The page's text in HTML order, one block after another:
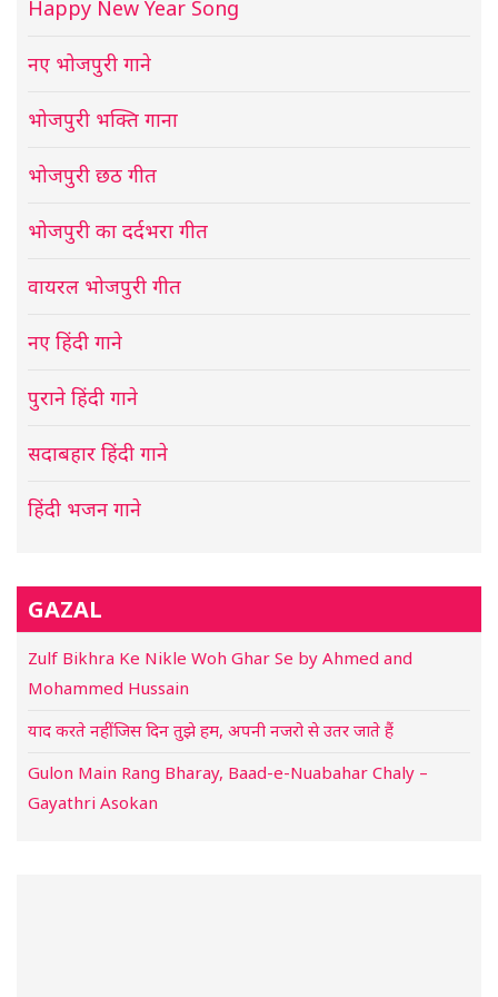
Happy New Year Song
नए भोजपुरी गाने
भोजपुरी भक्ति गाना
भोजपुरी छठ गीत
भोजपुरी का दर्दभरा गीत
वायरल भोजपुरी गीत
नए हिंदी गाने
पुराने हिंदी गाने
सदाबहार हिंदी गाने
हिंदी भजन गाने
GAZAL
Zulf Bikhra Ke Nikle Woh Ghar Se by Ahmed and
Mohammed Hussain
याद करते नहीं जिस दिन तुझे हम, अपनी नजरो से उतर जाते हैं
Gulon Main Rang Bharay, Baad-e-Nuabahar Chaly –
Gayathri Asokan